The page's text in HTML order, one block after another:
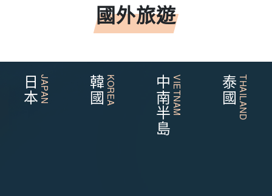
國外旅遊
日本JAPAN 韓國KOREA 中南半島VIETNAM 泰國THAILAND